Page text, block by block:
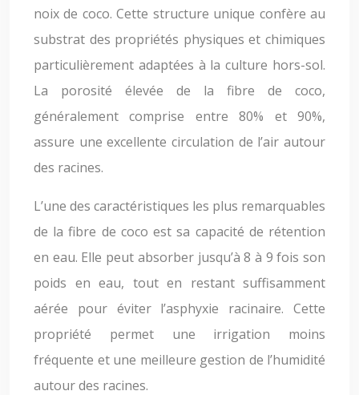
noix de coco. Cette structure unique confère au
substrat des propriétés physiques et chimiques
particulièrement adaptées à la culture hors-sol.
La porosité élevée de la fibre de coco,
généralement comprise entre 80% et 90%,
assure une excellente circulation de l’air autour
des racines.
L’une des caractéristiques les plus remarquables
de la fibre de coco est sa capacité de rétention
en eau. Elle peut absorber jusqu’à 8 à 9 fois son
poids en eau, tout en restant suffisamment
aérée pour éviter l’asphyxie racinaire. Cette
propriété permet une irrigation moins
fréquente et une meilleure gestion de l’humidité
autour des racines.